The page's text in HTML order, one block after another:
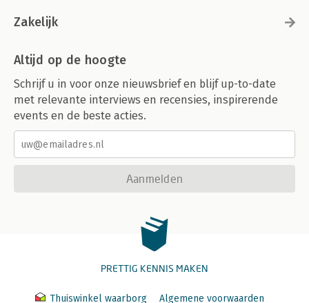
Zakelijk
Altijd op de hoogte
Schrijf u in voor onze nieuwsbrief en blijf up-to-date
met relevante interviews en recensies, inspirerende
events en de beste acties.
Aanmelden
PRETTIG KENNIS MAKEN
Thuiswinkel waarborg Algemene voorwaarden